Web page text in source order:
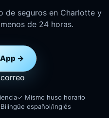
de seguros en Charlotte y
de 24 horas.
→
✓ Mismo huso horario
español/inglés